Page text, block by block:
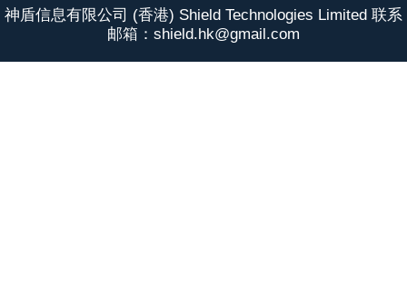
神盾信息有限公司 (香港) Shield Technologies Limited 联系
邮箱：shield.hk@gmail.com